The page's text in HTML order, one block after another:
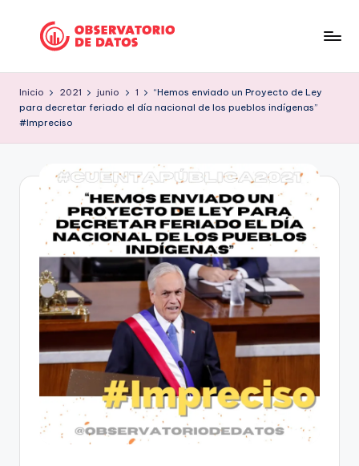
contenido
e
ri
o
d
is
m
o
d
D
free
but
sacred"
Charles
Preswitch
Scott
Inicio 2021 junio 1
“Hemos enviado un Proyecto de Ley
para decretar feriado el día nacional de los pueblos indígenas”
#Impreciso